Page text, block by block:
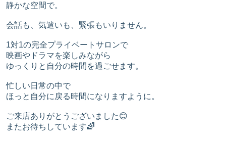
静かな空間で。
会話も、気遣いも、緊張もいりません。
1対1の完全プライベートサロンで
映画やドラマを楽しみながら
ゆっくりと自分の時間を過ごせます。
忙しい日常の中で
ほっと自分に戻る時間になりますように。
ご来店ありがとうございました😊
またお待ちしています🌈